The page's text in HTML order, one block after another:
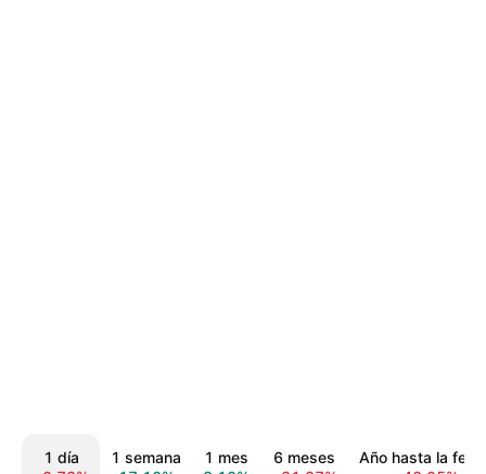
1 día
1 semana
1 mes
6 meses
Año hasta la